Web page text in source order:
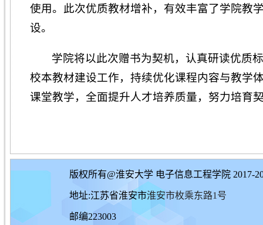
使用。此次优质教材增补，有效丰富了学院教
设。
学院将以此次赠书为契机，认真研读优质
校本教材建设工作，持续优化课程内容与教学
课堂教学，全面提升人才培养质量，努力培育
版权所有@淮安大学 电子信息工程学院 2017-
地址:江苏省淮安市淮安市枚乘东路1号
邮编223003